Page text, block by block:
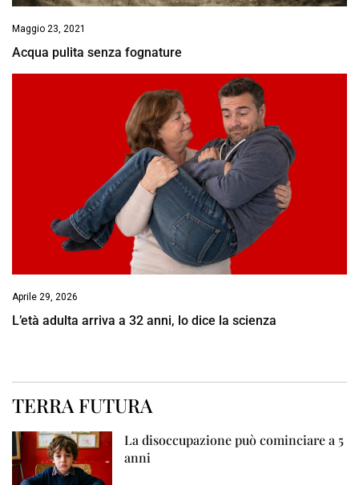
Maggio 23, 2021
Acqua pulita senza fognature
Aprile 29, 2026
L’età adulta arriva a 32 anni, lo dice la scienza
TERRA FUTURA
La disoccupazione può cominciare a 5
anni